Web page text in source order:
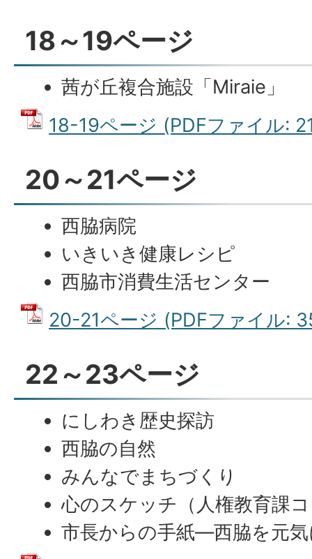
18～19ページ
茜が丘複合施設「Miraie」
18-19ページ (PDFファイル:
20～21ページ
西脇病院
いきいき健康レシピ
西脇市消費生活センター
20-21ページ (PDFファイル:
22～23ページ
にしわき歴史探訪
西脇の自然
みんなでまちづくり
心のスケッチ（人権教育課
市長からの手紙―西脇を元